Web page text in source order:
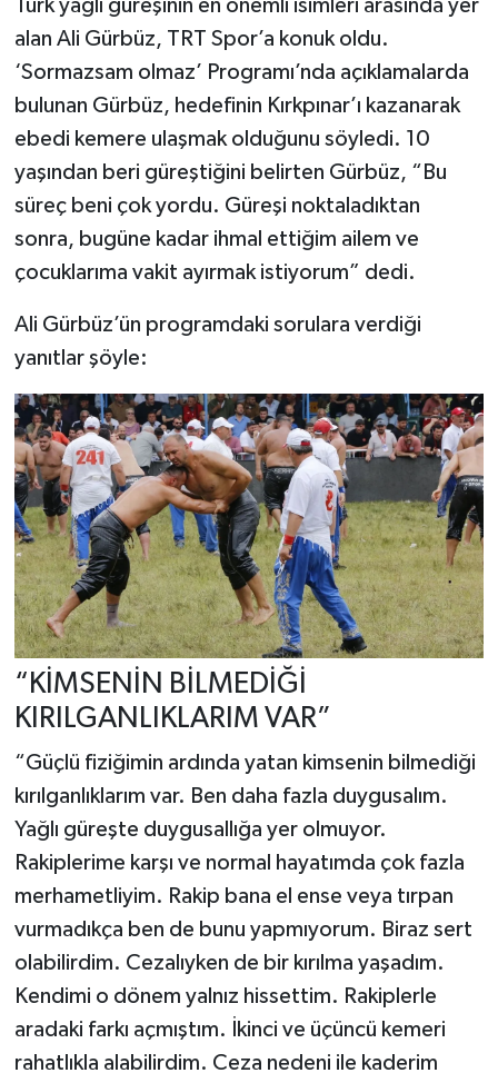
Türk yağlı güreşinin en önemli isimleri arasında yer
alan Ali Gürbüz, TRT Spor’a konuk oldu.
‘Sormazsam olmaz’ Programı’nda açıklamalarda
bulunan Gürbüz, hedefinin Kırkpınar’ı kazanarak
ebedi kemere ulaşmak olduğunu söyledi. 10
yaşından beri güreştiğini belirten Gürbüz, “Bu
süreç beni çok yordu. Güreşi noktaladıktan
sonra, bugüne kadar ihmal ettiğim ailem ve
çocuklarıma vakit ayırmak istiyorum” dedi.
Ali Gürbüz’ün programdaki sorulara verdiği
yanıtlar şöyle:
“KİMSENİN BİLMEDİĞİ
KIRILGANLIKLARIM VAR”
“Güçlü fiziğimin ardında yatan kimsenin bilmediği
kırılganlıklarım var. Ben daha fazla duygusalım.
Yağlı güreşte duygusallığa yer olmuyor.
Rakiplerime karşı ve normal hayatımda çok fazla
merhametliyim. Rakip bana el ense veya tırpan
vurmadıkça ben de bunu yapmıyorum. Biraz sert
olabilirdim. Cezalıyken de bir kırılma yaşadım.
Kendimi o dönem yalnız hissettim. Rakiplerle
aradaki farkı açmıştım. İkinci ve üçüncü kemeri
rahatlıkla alabilirdim. Ceza nedeni ile kaderim